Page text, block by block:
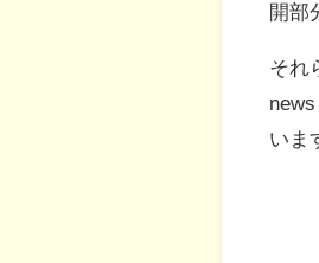
開部
それ
いま